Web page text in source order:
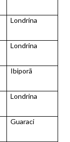
Londrina
Londrina
Ibiporã
Londrina
Guaraci